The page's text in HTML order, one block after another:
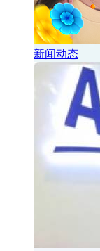
新闻动态